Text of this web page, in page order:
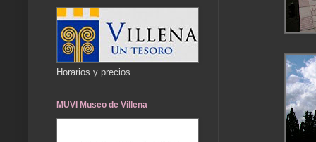
Horarios y precios
MUVI Museo de Villena